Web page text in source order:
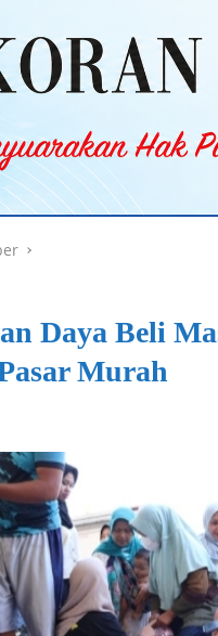
Daya Beli
Murah